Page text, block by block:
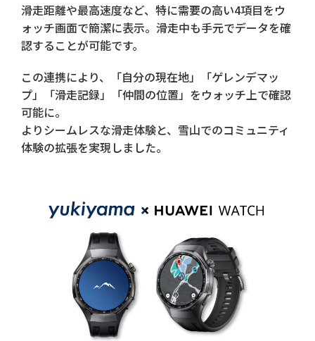
滑走距離や最高速度など、特に需要の高い4項目をウ
ォッチ画面で簡潔に表示。滑走中も手元でデータを確
認することが可能です。
この連携により、「自分の現在地」「ゲレンデマッ
プ」「滑走記録」「仲間の位置」をウォッチ上で確認
可能に。
よりシームレスな滑走体験と、雪山でのコミュニティ
体験の拡張を実現しました。